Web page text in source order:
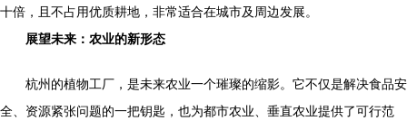
十倍，且不占用优质耕地，非常适合在城市及周边发展。
展望未来：农业的新形态
杭州的植物工厂，是未来农业一个璀璨的缩影。它不仅是解决食品安
全、资源紧张问题的一把钥匙，也为都市农业、垂直农业提供了可行范